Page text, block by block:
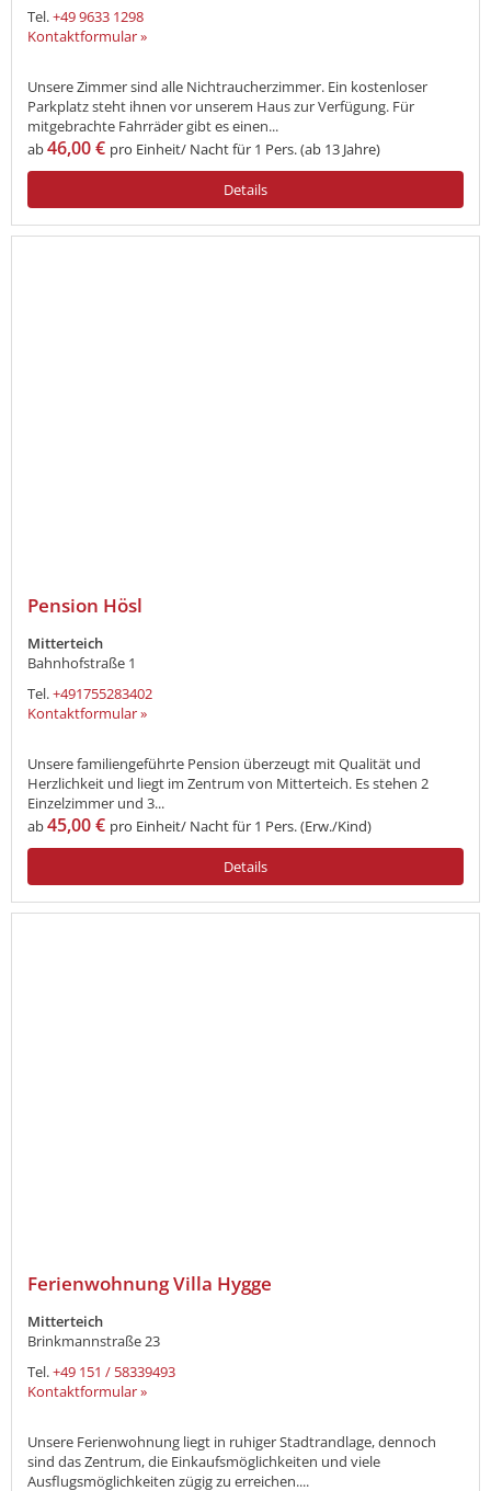
Tel.+49 9633 1298
Kontaktformular »
Unsere Zimmer sind alle Nichtraucherzimmer. Ein kostenloser
Parkplatz steht ihnen vor unserem Haus zur Verfügung. Für
mitgebrachte Fahrräder gibt es einen...
ab46,00 € pro Einheit/ Nacht für 1 Pers. (ab 13 Jahre)
Details
Pension Hösl
Mitterteich
Bahnhofstraße 1
Tel.+491755283402
Kontaktformular »
Unsere familiengeführte Pension überzeugt mit Qualität und
Herzlichkeit und liegt im Zentrum von Mitterteich. Es stehen 2
Einzelzimmer und 3...
ab45,00 € pro Einheit/ Nacht für 1 Pers. (Erw./Kind)
Details
Ferienwohnung Villa Hygge
Mitterteich
Brinkmannstraße 23
Tel.+49 151 / 58339493
Kontaktformular »
Unsere Ferienwohnung liegt in ruhiger Stadtrandlage, dennoch
sind das Zentrum, die Einkaufsmöglichkeiten und viele
Ausflugsmöglichkeiten zügig zu erreichen....